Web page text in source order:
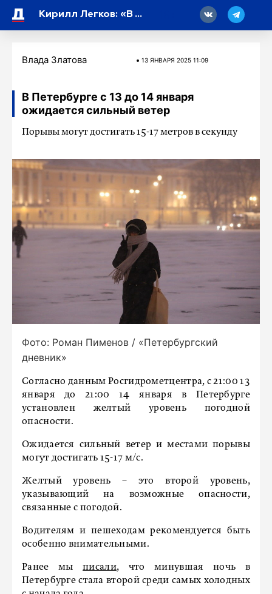
Кирилл Легков: «В той же форме, однако с горящими глазами»
Влада Златова 13 ЯНВАРЯ 2025 11:09
В Петербурге с 13 до 14 января
ожидается сильный ветер
Порывы могут достигать 15-17 метров в секунду
Фото: Роман Пименов / «Петербургский
дневник»
Согласно данным Росгидрометцентра, с 21:00 13
января до 21:00 14 января в Петербурге
установлен желтый уровень погодной
опасности.
Ожидается сильный ветер и местами порывы
могут достигать 15-17 м/с.
Желтый уровень – это второй уровень,
указывающий на возможные опасности,
связанные с погодой.
Водителям и пешеходам рекомендуется быть
особенно внимательными.
Ранее мыписали, что минувшая ночь в
Петербурге стала второй среди самых холодных